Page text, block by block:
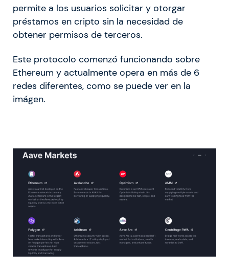
permite a los usuarios solicitar y otorgar
préstamos en cripto sin la necesidad de
obtener permisos de terceros.
Este protocolo comenzó funcionando sobre
Ethereum y actualmente opera en más de 6
redes diferentes, como se puede ver en la
imágen.